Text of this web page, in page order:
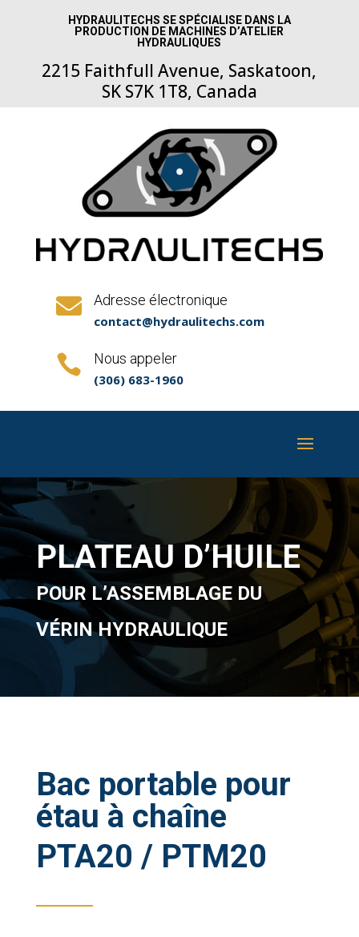
HYDRAULITECHS SE SPÉCIALISE DANS LA
PRODUCTION DE MACHINES D’ATELIER
HYDRAULIQUES
2215 Faithfull Avenue, Saskatoon,
SK S7K 1T8, Canada
 Adresse électronique
contact@hydraulitechs.com
 Nous appeler
(306) 683-1960
PLATEAU D’HUILE
POUR L’ASSEMBLAGE DU
VÉRIN HYDRAULIQUE
Bac portable pour
étau à chaîne
PTA20 / PTM20